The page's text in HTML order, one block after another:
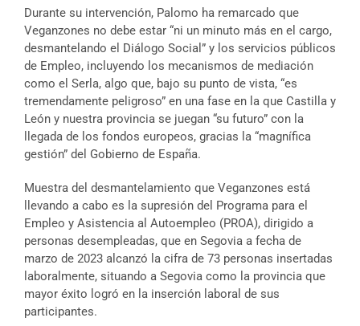
Durante su intervención, Palomo ha remarcado que
Veganzones no debe estar “ni un minuto más en el cargo,
desmantelando el Diálogo Social” y los servicios públicos
de Empleo, incluyendo los mecanismos de mediación
como el Serla, algo que, bajo su punto de vista, “es
tremendamente peligroso” en una fase en la que Castilla y
León y nuestra provincia se juegan “su futuro” con la
llegada de los fondos europeos, gracias la “magnífica
gestión” del Gobierno de España.
Muestra del desmantelamiento que Veganzones está
llevando a cabo es la supresión del Programa para el
Empleo y Asistencia al Autoempleo (PROA), dirigido a
personas desempleadas, que en Segovia a fecha de
marzo de 2023 alcanzó la cifra de 73 personas insertadas
laboralmente, situando a Segovia como la provincia que
mayor éxito logró en la inserción laboral de sus
participantes.